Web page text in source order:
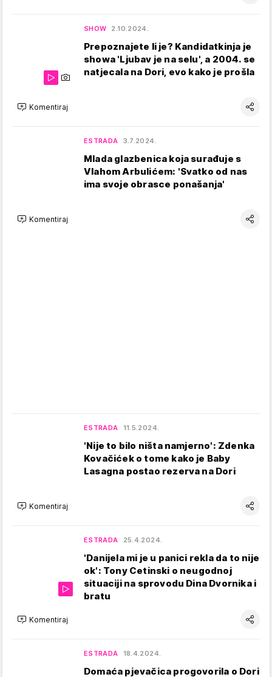
SHOW 2.10.2024.
Prepoznajete li je? Kandidatkinja je
showa 'Ljubav je na selu', a 2004. se
natjecala na Dori, evo kako je prošla
Komentiraj
ESTRADA 3.7.2024.
Mlada glazbenica koja surađuje s
Vlahom Arbulićem: 'Svatko od nas
ima svoje obrasce ponašanja'
Komentiraj
ESTRADA 11.5.2024.
'Nije to bilo ništa namjerno': Zdenka
Kovačićek o tome kako je Baby
Lasagna postao rezerva na Dori
Komentiraj
ESTRADA 25.4.2024.
'Danijela mi je u panici rekla da to nije
ok': Tony Cetinski o neugodnoj
situaciji na sprovodu Dina Dvornika i
bratu
Komentiraj
ESTRADA 18.4.2024.
Domaća pjevačica progovorila o Dori